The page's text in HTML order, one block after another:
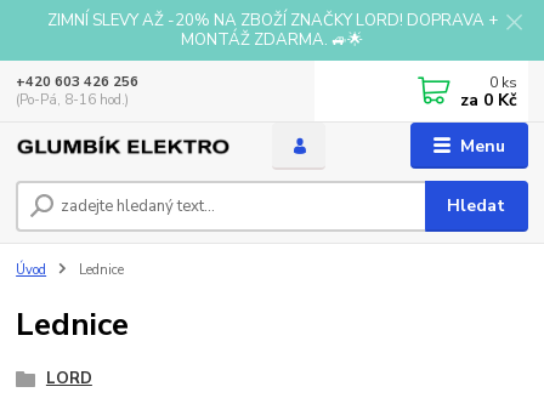
ZIMNÍ SLEVY AŽ -20% NA ZBOŽÍ ZNAČKY LORD! DOPRAVA +
MONTÁŽ ZDARMA. 🚙🌟
Menu
Hledat
+420 603 426 256
(Po-Pá, 8-16 hod.)
0 ks
za 0 Kč
Úvod Lednice
Lednice
LORD